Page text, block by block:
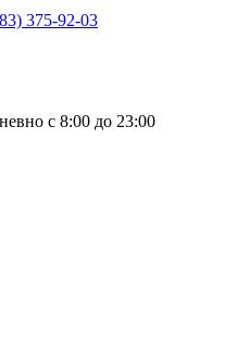
375-92-03
с 8:00 до 23:00